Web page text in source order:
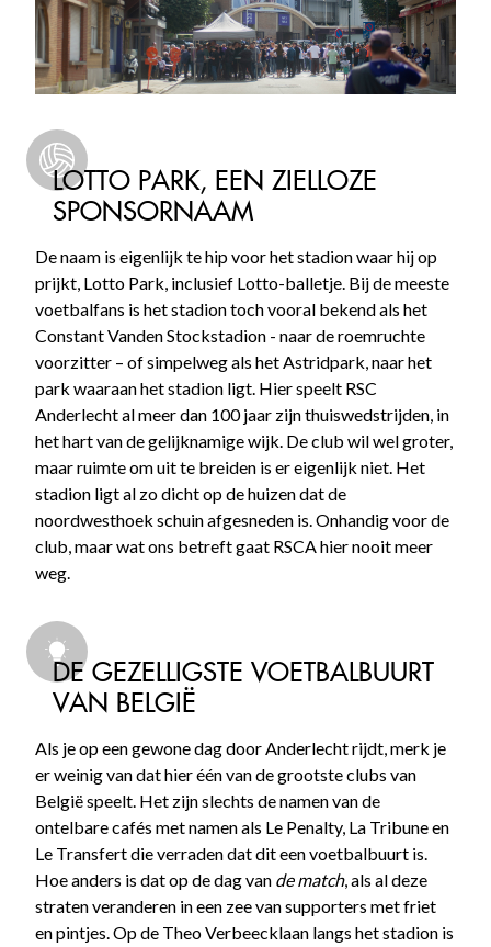
LOTTO PARK, EEN ZIELLOZE
SPONSORNAAM
De naam is eigenlijk te hip voor het stadion waar hij op
prijkt, Lotto Park, inclusief Lotto-balletje. Bij de meeste
voetbalfans is het stadion toch vooral bekend als het
Constant Vanden Stockstadion - naar de roemruchte
voorzitter – of simpelweg als het Astridpark, naar het
park waaraan het stadion ligt. Hier speelt RSC
Anderlecht al meer dan 100 jaar zijn thuiswedstrijden, in
het hart van de gelijknamige wijk. De club wil wel groter,
maar ruimte om uit te breiden is er eigenlijk niet. Het
stadion ligt al zo dicht op de huizen dat de
noordwesthoek schuin afgesneden is. Onhandig voor de
club, maar wat ons betreft gaat RSCA hier nooit meer
weg.
DE GEZELLIGSTE VOETBALBUURT
VAN BELGIË
Als je op een gewone dag door Anderlecht rijdt, merk je
er weinig van dat hier één van de grootste clubs van
België speelt. Het zijn slechts de namen van de
ontelbare cafés met namen als Le Penalty, La Tribune en
Le Transfert die verraden dat dit een voetbalbuurt is.
Hoe anders is dat op de dag van de match, als al deze
straten veranderen in een zee van supporters met friet
en pintjes. Op de Theo Verbeecklaan langs het stadion is